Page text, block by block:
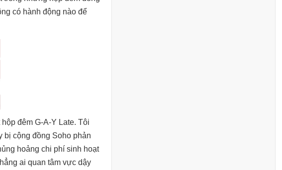
có hành động nào để
đêm G-A-Y Late. Tôi
bị cộng đồng Soho phản
hoảng chi phí sinh hoạt
ai quan tâm vực dậy